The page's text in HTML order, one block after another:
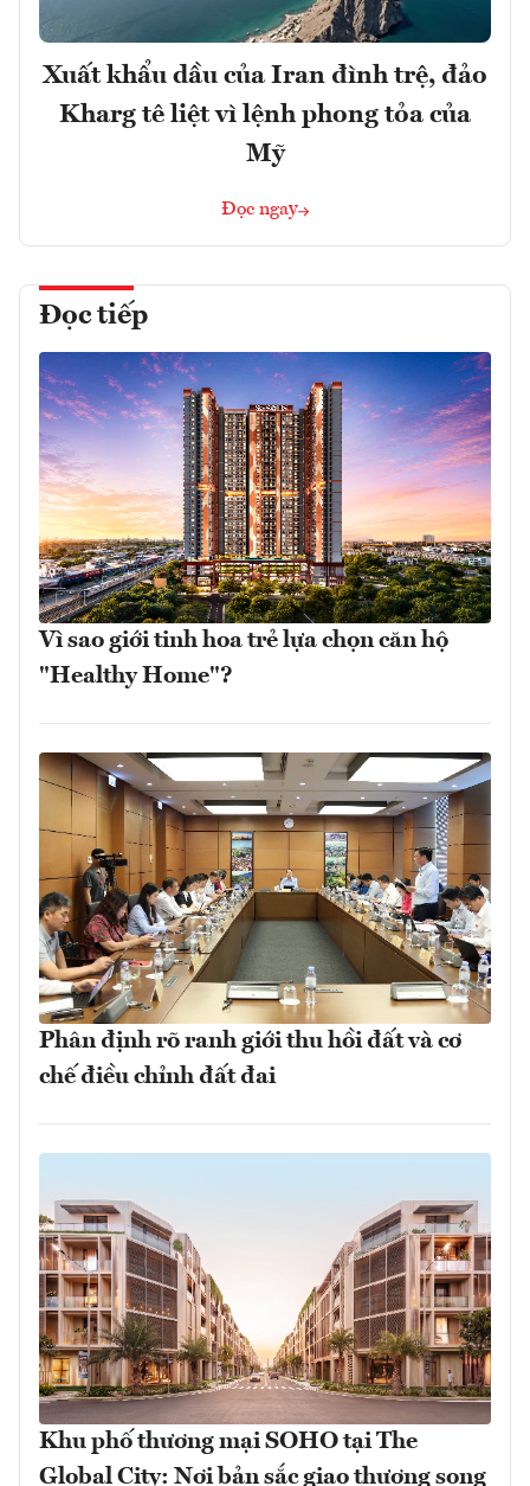
Xuất khẩu dầu của Iran đình trệ, đảo
Kharg tê liệt vì lệnh phong tỏa của
Mỹ
Đọc ngay
Đọc tiếp
Vì sao giới tinh hoa trẻ lựa chọn căn hộ
"Healthy Home"?
Phân định rõ ranh giới thu hồi đất và cơ
chế điều chỉnh đất đai
Khu phố thương mại SOHO tại The
Global City: Nơi bản sắc giao thương song